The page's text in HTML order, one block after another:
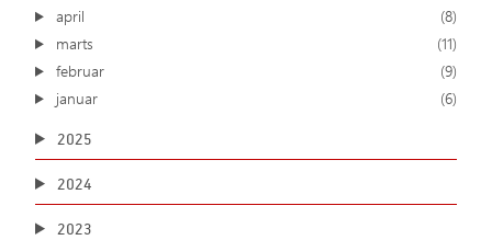
april
(8)
marts
(11)
februar
(9)
januar
(6)
2025
2024
2023